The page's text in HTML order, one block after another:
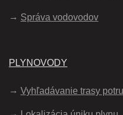
Správa vodovodov
PLYNOVODY
Vyhľadávanie trasy